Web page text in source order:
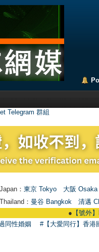
Telegram 群組
： 東京 Tokyo 大阪 Osaka
： 曼谷 Bangkok
清邁
【號外】
同性婚姻 #【大愛同行】香港